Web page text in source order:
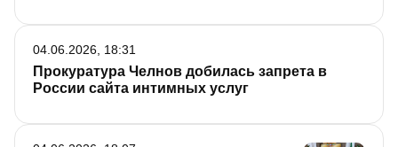
Прокуратура Челнов добилась запрета в
России сайта интимных услуг
04.06.2026, 18:31